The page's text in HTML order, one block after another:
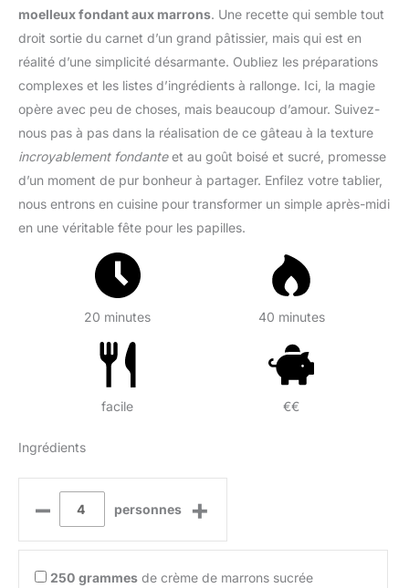
moelleux fondant aux marrons. Une recette qui semble tout
droit sortie du carnet d’un grand pâtissier, mais qui est en
réalité d’une simplicité désarmante. Oubliez les préparations
complexes et les listes d’ingrédients à rallonge. Ici, la magie
opère avec peu de choses, mais beaucoup d’amour. Suivez-
nous pas à pas dans la réalisation de ce gâteau à la texture
incroyablement fondanteet au goût boisé et sucré, promesse
d’un moment de pur bonheur à partager. Enfilez votre tablier,
nous entrons en cuisine pour transformer un simple après-midi
en une véritable fête pour les papilles.
20 minutes 40 minutes
facile €€
Ingrédients
– personnes +
250 grammes de crème de marrons sucrée